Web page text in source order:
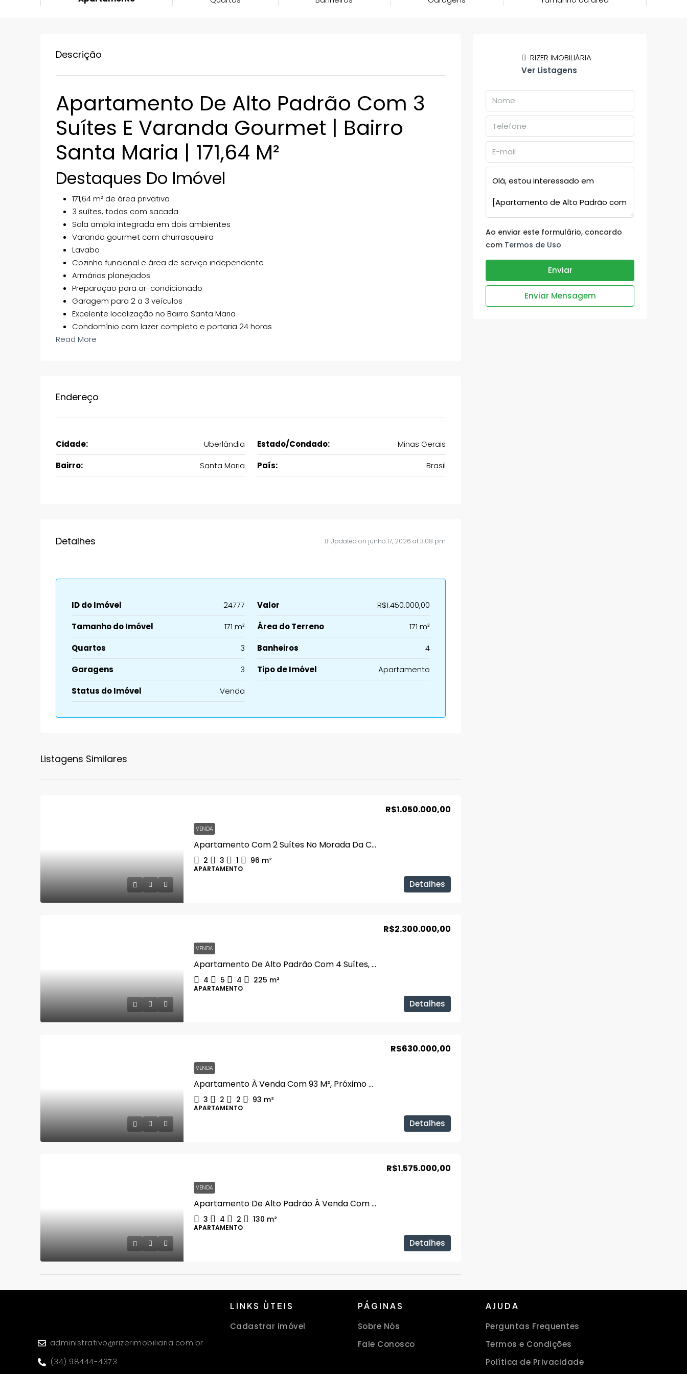
Descrição
Apartamento De Alto Padrão Com 3
Suítes E Varanda Gourmet | Bairro
Santa Maria | 171,64 M²
Destaques Do Imóvel
171,64 m² de área privativa
3 suítes, todas com sacada
Sala ampla integrada em dois ambientes
Varanda gourmet com churrasqueira
Lavabo
Cozinha funcional e área de serviço independente
Armários planejados
Preparação para ar-condicionado
Garagem para 2 a 3 veículos
Excelente localização no Bairro Santa Maria
Condomínio com lazer completo e portaria 24 horas
Read More
Endereço
Cidade: Uberlândia Estado/Condado:
Minas Gerais
Bairro:
Santa Maria País: Brasil
Detalhes Updated on junho 17, 2026 at 3:08 pm
ID do Imóvel 24777 Valor
R$1.450.000,00
Tamanho do Imóvel
171 m² Área do Terreno
171 m²
Quartos
3 Banheiros
4
Garagens
3 Tipo de Imóvel
Apartamento
Status do Imóvel
Venda
Listagens Similares
VENDA
Apartamento Com 2 Suítes No Morada Da Colina
R$1.050.000,00
2 3 1 96 m²
APARTAMENTO
Detalhes
VENDA
Apartamento De Alto Padrão Com 4 Suítes, Jardim Karaíba
R$2.300.000,00
4 5 4 225 m²
APARTAMENTO
Detalhes
VENDA
Apartamento À Venda Com 93 M², Próximo Ao Praia Clube
R$630.000,00
3 2 2 93 m²
APARTAMENTO
Detalhes
VENDA
Apartamento De Alto Padrão À Venda Com 3 Suítes E Espaço Gourmet No Domun Residence
R$1.575.000,00
3 4 2 130 m²
APARTAMENTO
Detalhes
RIZER IMOBILIÁRIA
Ver Listagens
Ao enviar este formulário, concordo
com Termos de Uso
Enviar
Enviar Mensagem
administrativo@rizerimobiliaria.com.br
(34) 98444-4373
LINKS ÙTEIS
Cadastrar imóvel
PÁGINAS
Sobre Nós
Fale Conosco
AJUDA
Perguntas Frequentes
Termos e Condições
Política de Privacidade